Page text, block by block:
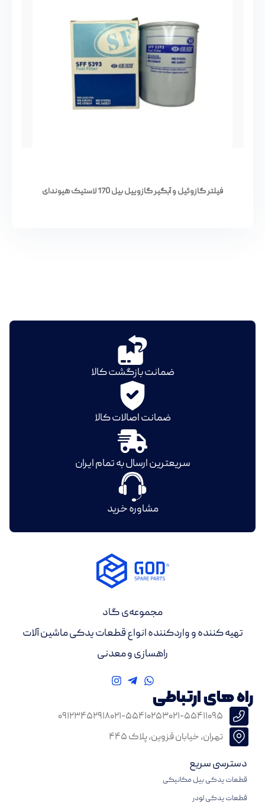
فیلتر گازوئیل و آبگیر گازوییل بیل 170 لاستیک هیوندای
ضمانت بازگشت کالا
ضمانت اصالات کالا
سریعترین ارسال به تمام ایران
مشاوره خرید
راه های ارتباطی
۰۲۱-۵۵۴۱۱۰۹۵۰۲۱-۵۵۴۱۰۲۵۳۰۹۱۲۳۴۵۲۹۱۸
تهران، خیابان قزوین، پلاک ۴۴۵
مجموعه‌ی گاد
تهیه کننده و واردکننده انواع قطعات یدکی ماشین آلات
راهسازی و معدنی
دسترسی سریع
قطعات یدکی بیل مکانیکی
قطعات یدکی لودر